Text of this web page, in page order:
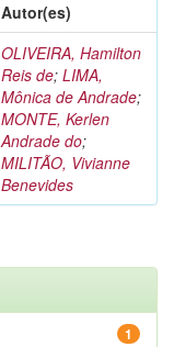
Autor(es)
OLIVEIRA, Hamilton
Reis de; LIMA,
Mônica de Andrade;
MONTE, Kerlen
Andrade do;
MILITÃO, Vivianne
Benevides
1